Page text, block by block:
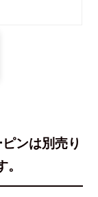
ンは別売り